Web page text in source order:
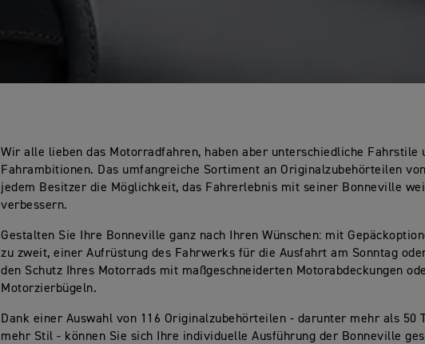
Wir alle lieben das Motorradfahren, haben aber unterschiedliche Fahrstile
Fahrambitionen. Das umfangreiche Sortiment an Originalzubehörteilen
jedem Besitzer die Möglichkeit, das Fahrerlebnis mit seiner Bonneville
verbessern.
Gestalten Sie Ihre Bonneville ganz nach Ihren Wünschen: mit
zu zweit, einer Aufrüstung des Fahrwerks für die Ausfahrt am Sonntag
den Schutz Ihres Motorrads mit maßgeschneiderten Motorabdeckungen
Motorzierbügeln.
Dank einer Auswahl von 116 Originalzubehörteilen - darunter mehr als 50
mehr Stil - können Sie sich Ihre individuelle Ausführung der Bonneville